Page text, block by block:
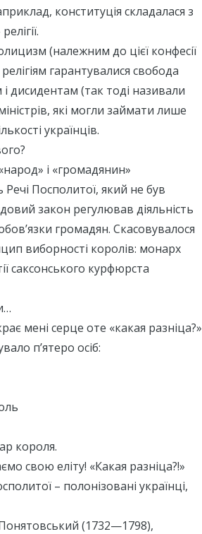
конституція складалася з
(належним до цієї конфесії
гарантувалися свобода
дисидентам (так тоді називали
які могли займати лише
українців.
і «громадянин»
Посполитої, який не був
закон регулював діяльність
громадян. Скасовувалося
виборності королів: монарх
саксонського курфюрста
мені серце оте «какая разніца?»
п’ятеро осіб:
короля.
свою еліту! «Какая разніца?!»
– полонізовані українці,
(1732—1798),